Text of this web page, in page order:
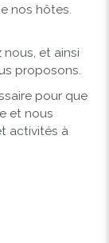
nos hôtes.
et ainsi
proposons.
pour que
et nous
activités à